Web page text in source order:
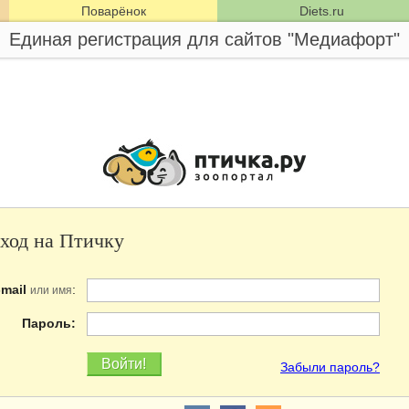
Поварёнок Diets.ru
Единая регистрация для сайтов "Медиафорт"
на Птичку
или имя:
Пароль:
Забыли пароль?